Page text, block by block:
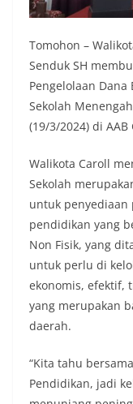
Tomohon –
Senduk SH
Pengelolaan Dana
Sekolah
(19/3/2024) di
Walikota Caroll
Sekolah
untuk penyediaan
pendidikan yang
Non Fisik, yang
untuk perlu di
ekonomis, efektif,
yang merupakan
daerah.
“Kita tahu
Pendidikan, jadi